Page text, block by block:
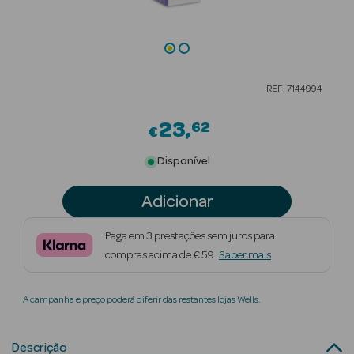
Beauty Season
Nutricosmética
Perfumes
Beauty Season
REF: 7144994
€23 62
Disponível
Adicionar
Paga em 3 prestações sem juros para
compras acima de € 59. Saber mais
A campanha e preço poderá diferir das restantes lojas Wells.
Descrição